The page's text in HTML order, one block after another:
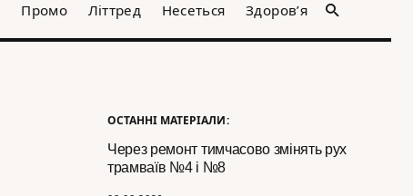
Промо Літтред Несеться Здоров’я
ОСТАННІ МАТЕРІАЛИ:
Через ремонт тимчасово змінять рух
трамваїв №4 і №8